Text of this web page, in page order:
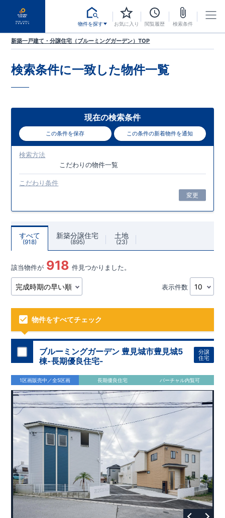
物件を探す お気に入り 閲覧履歴 検索条件
新築一戸建て・分譲住宅（ブルーミングガーデン）TOP
検索条件に一致した物件一覧
現在の検索条件
この条件を保存 この条件の新着物件を通知
検索方法
こだわりの物件一覧
こだわり条件
変更
すべて
918
新築分譲住宅
895
土地
23
該当物件が 918 件見つかりました。
表示件数
物件をすべてチェック
ブルーミングガーデン 豊見城市豊見城5
棟-長期優良住宅-
分譲
住宅
1区画販売中／全5区画 長期優良住宅 バーチャル内覧可